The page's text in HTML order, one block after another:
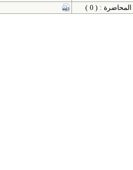
: ( 0 )